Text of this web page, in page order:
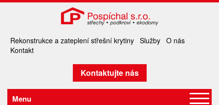
Rekonstrukce a zateplení střešní krytiny Služby O nás
Kontakt
Kontaktujte nás
Menu